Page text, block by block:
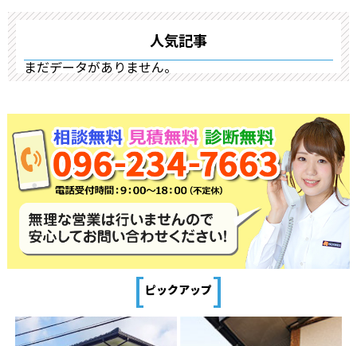
人気記事
まだデータがありません。
[ピックアップ]